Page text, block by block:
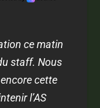
ce matin
staff. Nous
cette
l’AS